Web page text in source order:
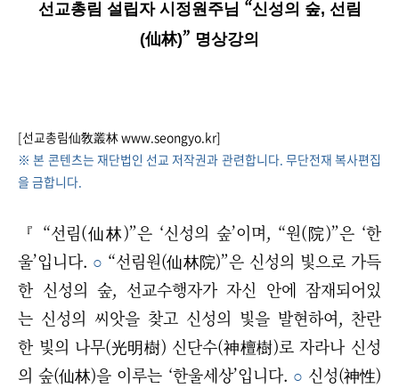
선교총림 설립자 시정원주님 “신성의 숲, 선림
(仙林)” 명상강의
[선교총림仙敎叢林 www.seongyo.kr]
※ 본 콘텐츠는 재단법인 선교 저작권과 관련합니다. 무단전재 복사편집
을 금합니다.​
『 “선림(仙林)”은 ‘신성의 숲’이며, “원(院)”은 ‘한
울’입니다. ○ “선림원(仙林院)”은 신성의 빛으로 가득
한 신성의 숲, 선교수행자가 자신 안에 잠재되어있
는 신성의 씨앗을 찾고 신성의 빛을 발현하여, 찬란
한 빛의 나무(光明樹) 신단수(神檀樹)로 자라나 신성
의 숲(仙林)을 이루는 ‘한울세상’입니다. ○ 신성(神性)